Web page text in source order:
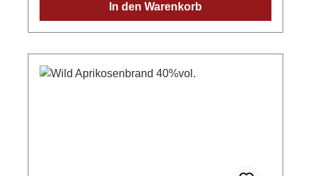
In den Warenkorb